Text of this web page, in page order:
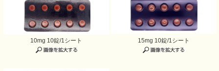
10mg 10錠/1シート 15mg 10錠/1シート